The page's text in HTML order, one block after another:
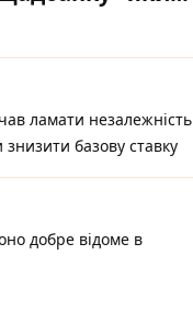
ламати незалежність
базову ставку
добре відоме в